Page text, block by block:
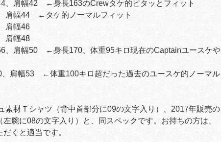
、肩幅42 ←身長163のCrewタケ的ピタッとフィット
肩幅44 ←タケ的ノーマルフィット
肩幅46
肩幅48
、肩幅50 ←身長170、体重95キロ現在のCaptainユースケや
、肩幅53 ←体重100キロ超だった過去のユースケ的ノーマル
素材Ｔシャツ（背中首部分に09の文字入り）、2017年販売の
左腕に08の文字入り）と、同スペックです。お持ちの方は、
くと適当です。